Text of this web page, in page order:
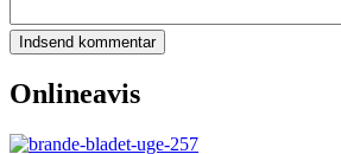
Onlineavis